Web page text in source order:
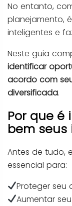
No entanto,
planejamento,
inteligentes e
Neste guia
identificar
acordo com
diversificada.
Por que é
bem seus
Antes de tudo,
essencial para:
Proteger seu
Aumentar